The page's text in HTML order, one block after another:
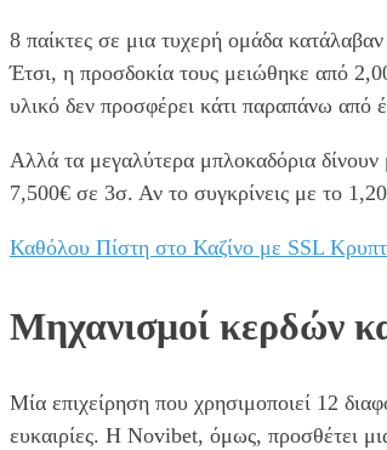
8 παίκτες σε μια τυχερή ομάδα
Έτσι, η προσδοκία τους μειώθηκε από
υλικό δεν προσφέρει κάτι παραπάνω από
Αλλά τα μεγαλύτερα μπλοκαδόρια
7,500€ σε 3σ. Αν το συγκρίνεις με το
Καθόλου Πίστη στο Καζίνο με SSL
Μηχανισμοί κερδών
Μία επιχείρηση που χρησιμοποιεί 12
ευκαιρίες. Η Novibet, όμως, προσθέτει